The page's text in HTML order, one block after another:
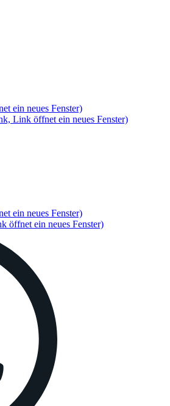
ein neues Fenster)
Link öffnet ein neues Fenster)
ein neues Fenster)
öffnet ein neues Fenster)